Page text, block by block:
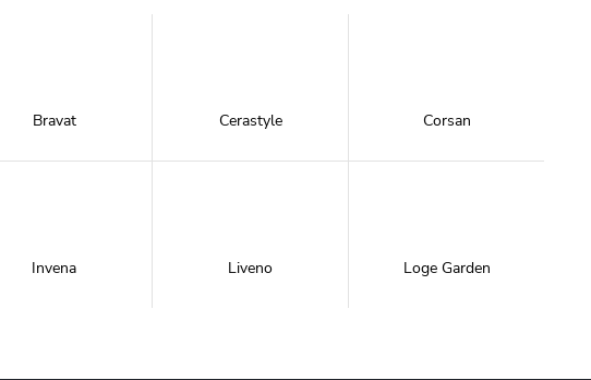
Bravat Cerastyle Corsan
Invena Liveno Loge Garden